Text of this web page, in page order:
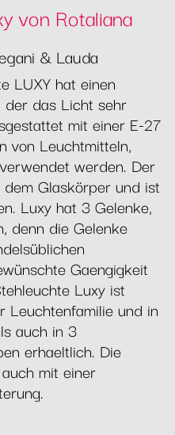
von Rotaliana
& Lauda
LUXY hat einen
der das Licht sehr
mit einer E-27
von Leuchtmitteln,
werden. Der
Glaskörper und ist
Luxy hat 3 Gelenke,
denn die Gelenke
Gaengigkeit
Luxy ist
Leuchtenfamilie und in
auch in 3
erhaeltlich. Die
mit einer